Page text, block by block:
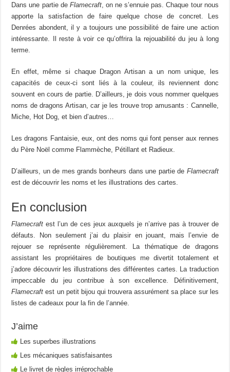
Dans une partie de Flamecraft, on ne s’ennuie pas. Chaque tour nous
apporte la satisfaction de faire quelque chose de concret. Les
Denrées abondent, il y a toujours une possibilité de faire une action
intéressante. Il reste à voir ce qu’offrira la rejouabilité du jeu à long
terme.
En effet, même si chaque Dragon Artisan a un nom unique, les
capacités de ceux-ci sont liés à la couleur, ils reviennent donc
souvent en cours de partie. D’ailleurs, je dois vous nommer quelques
noms de dragons Artisan, car je les trouve trop amusants : Cannelle,
Miche, Hot Dog, et bien d’autres…
Les dragons Fantaisie, eux, ont des noms qui font penser aux rennes
du Père Noël comme Flammèche, Pétillant et Radieux.
D’ailleurs, un de mes grands bonheurs dans une partie de Flamecraft
est de découvrir les noms et les illustrations des cartes.
En conclusion
Flamecraft est l’un de ces jeux auxquels je n’arrive pas à trouver de
défauts. Non seulement j’ai du plaisir en jouant, mais l’envie de
rejouer se représente régulièrement. La thématique de dragons
assistant les propriétaires de boutiques me divertit totalement et
j’adore découvrir les illustrations des différentes cartes. La traduction
impeccable du jeu contribue à son excellence. Définitivement,
Flamecraft est un petit bijou qui trouvera assurément sa place sur les
listes de cadeaux pour la fin de l’année.
J’aime
Les superbes illustrations
Les mécaniques satisfaisantes
Le livret de règles irréprochable